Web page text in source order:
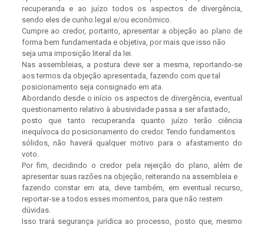
recuperanda e ao juízo todos os aspectos de divergência,
sendo eles de cunho legal e/ou econômico.
Cumpre ao credor, portanto, apresentar a objeção ao plano de
forma bem fundamentada e objetiva, por mais que isso não
seja uma imposição literal da lei.
Nas assembleias, a postura deve ser a mesma, reportando-se
aos termos da objeção apresentada, fazendo com que tal
posicionamento seja consignado em ata.
Abordando desde o início os aspectos de divergência, eventual
questionamento relativo à abusividade passa a ser afastado,
posto que tanto recuperanda quanto juízo terão ciência
inequívoca do posicionamento do credor. Tendo fundamentos
sólidos, não haverá qualquer motivo para o afastamento do
voto.
Por fim, decidindo o credor pela rejeição do plano, além de
apresentar suas razões na objeção, reiterando na assembleia e
fazendo constar em ata, deve também, em eventual recurso,
reportar-se a todos esses momentos, para que não restem
dúvidas.
Isso trará segurança jurídica ao processo, posto que, mesmo